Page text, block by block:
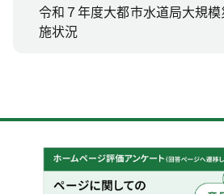
令和７年度大都市水道局大規
施状況